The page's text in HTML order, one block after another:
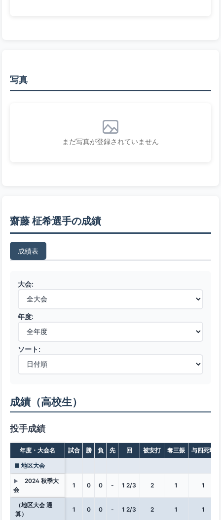
写真
まだ写真が登録されていません
齋藤 柾希選手の成績
成績表
大会:
年度:
ソート:
成績（高校生）
投手成績
年度・大会名 試合 勝 負 先 回 被安打 奪三振 与四死球
■ 地区大会
▶
2024 秋季大
会
1 0 0 - 1 2/3 2 1 1
（地区大会 通
算）
1 0 0 - 1 2/3 2 1 1